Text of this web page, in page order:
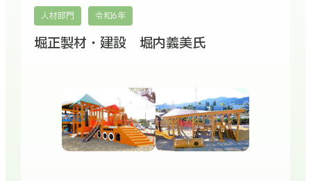
人材部門 令和6年
堀正製材・建設 堀内義美氏